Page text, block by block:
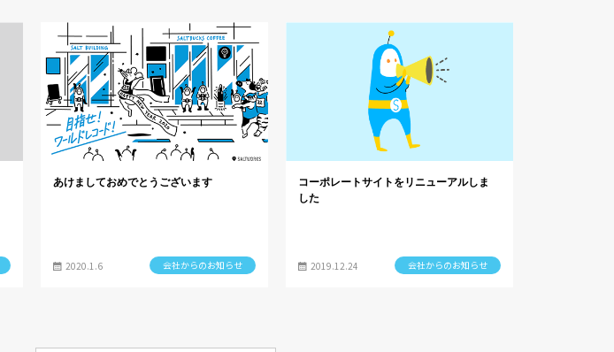
あけましておめでとうございます
2020.1.6 会社からのお知らせ
コーポレートサイトをリニューアルしま
した
2019.12.24 会社からのお知らせ